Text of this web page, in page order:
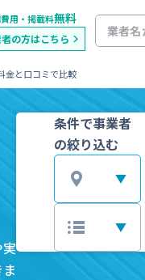
用・掲載料無料
の方はこちら
金と口コミで比較
条件で事業者
の絞り込む